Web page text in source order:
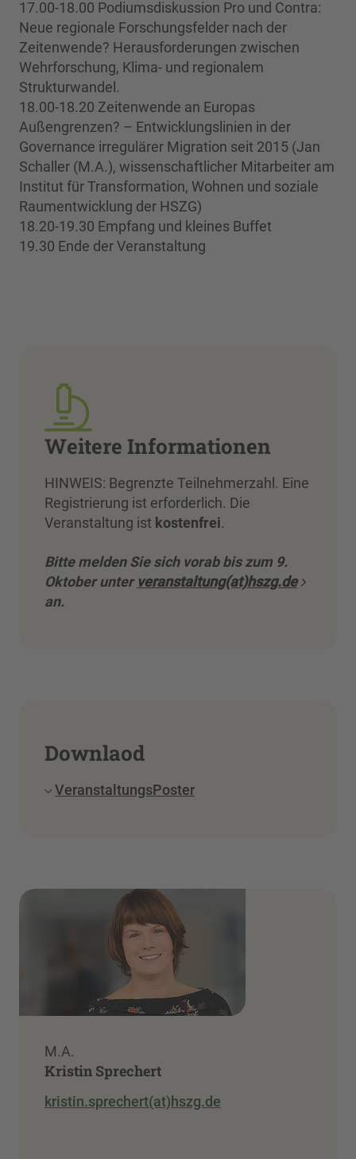
17.00-18.00 Podiumsdiskussion Pro und Contra:
Neue regionale Forschungsfelder nach der
Zeitenwende? Herausforderungen zwischen
Wehrforschung, Klima- und regionalem
Strukturwandel.
18.00-18.20 Zeitenwende an Europas
Außengrenzen? – Entwicklungslinien in der
Governance irregulärer Migration seit 2015 (Jan
Schaller (M.A.), wissenschaftlicher Mitarbeiter am
Institut für Transformation, Wohnen und soziale
Raumentwicklung der HSZG)
18.20-19.30 Empfang und kleines Buffet
19.30 Ende der Veranstaltung
Weitere Informationen
HINWEIS: Begrenzte Teilnehmerzahl. Eine
Registrierung ist erforderlich. Die
Veranstaltung ist kostenfrei.
Bitte melden Sie sich vorab bis zum 9.
Oktober unterveranstaltung(at)hszg.de
an.
Downlaod
VeranstaltungsPoster
M.A.
Kristin Sprechert
kristin.sprechert(at)hszg.de